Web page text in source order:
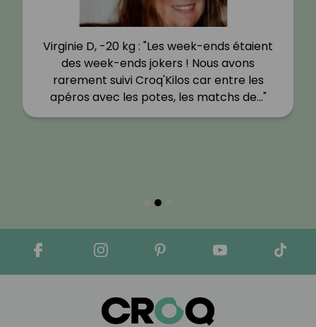
Virginie D, -20 kg : "Les week-ends étaient
des week-ends jokers ! Nous avons
rarement suivi Croq'Kilos car entre les
apéros avec les potes, les matchs de…"